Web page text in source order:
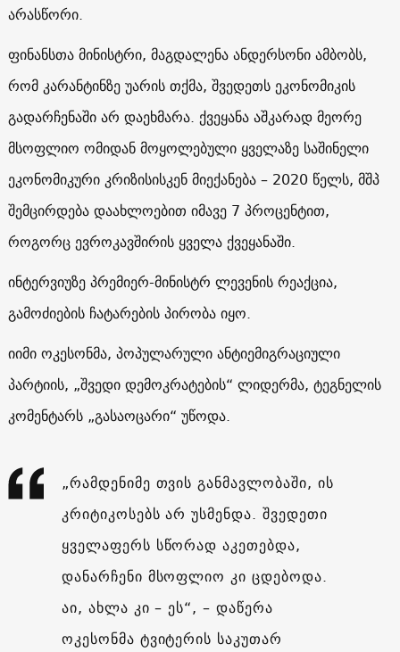
არასწორი.
ფინანსთა მინისტრი, მაგდალენა ანდერსონი ამბობს,
რომ კარანტინზე უარის თქმა, შვედეთს ეკონომიკის
გადარჩენაში არ დაეხმარა. ქვეყანა აშკარად მეორე
მსოფლიო ომიდან მოყოლებული ყველაზე საშინელი
ეკონომიკური კრიზისისკენ მიექანება – 2020 წელს, მშპ
შემცირდება დაახლოებით იმავე 7 პროცენტით,
როგორც ევროკავშირის ყველა ქვეყანაში.
ინტერვიუზე პრემიერ-მინისტრ ლევენის რეაქცია,
გამოძიების ჩატარების პირობა იყო.
იიმი ოკესონმა, პოპულარული ანტიემიგრაციული
პარტიის, „შვედი დემოკრატების“ ლიდერმა, ტეგნელის
კომენტარს „გასაოცარი“ უწოდა.
„რამდენიმე თვის განმავლობაში, ის
კრიტიკოსებს არ უსმენდა. შვედეთი
ყველაფერს სწორად აკეთებდა,
დანარჩენი მსოფლიო კი ცდებოდა.
აი, ახლა კი – ეს“, – დაწერა
ოკესონმა ტვიტერის საკუთარ